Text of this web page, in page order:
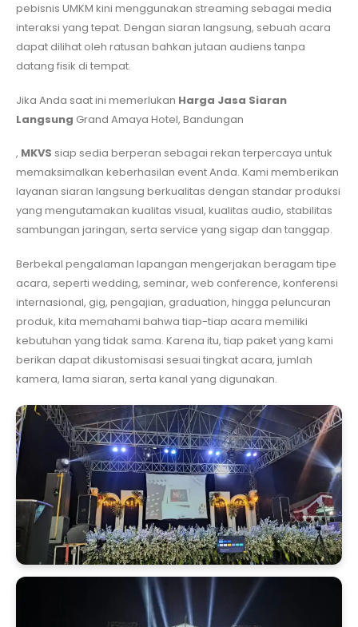
pebisnis UMKM kini menggunakan streaming sebagai media
interaksi yang tepat. Dengan siaran langsung, sebuah acara
dapat dilihat oleh ratusan bahkan jutaan audiens tanpa
datang fisik di tempat.
Jika Anda saat ini memerlukan Harga Jasa Siaran
Langsung Grand Amaya Hotel, Bandungan
, MKVS siap sedia berperan sebagai rekan terpercaya untuk
memaksimalkan keberhasilan event Anda. Kami memberikan
layanan siaran langsung berkualitas dengan standar produksi
yang mengutamakan kualitas visual, kualitas audio, stabilitas
sambungan jaringan, serta service yang sigap dan tanggap.
Berbekal pengalaman lapangan mengerjakan beragam tipe
acara, seperti wedding, seminar, web conference, konferensi
internasional, gig, pengajian, graduation, hingga peluncuran
produk, kita memahami bahwa tiap-tiap acara memiliki
kebutuhan yang tidak sama. Karena itu, tiap paket yang kami
berikan dapat dikustomisasi sesuai tingkat acara, jumlah
kamera, lama siaran, serta kanal yang digunakan.